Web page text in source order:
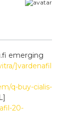
emerging
]vardenafil
q-buy-cialis-
20-